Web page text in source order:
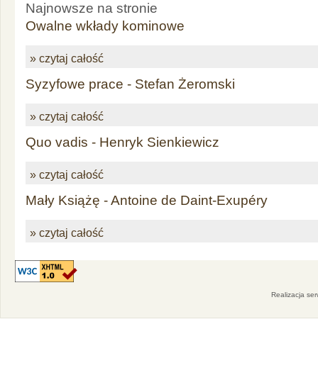
Najnowsze na stronie
Owalne wkłady kominowe
» czytaj całość
Syzyfowe prace - Stefan Żeromski
» czytaj całość
Quo vadis - Henryk Sienkiewicz
» czytaj całość
Mały Książę - Antoine de Daint-Exupéry
» czytaj całość
Realizacja